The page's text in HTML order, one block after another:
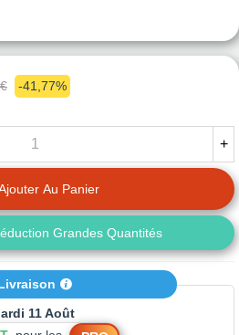
-41,77%
+
Au Panier
Grandes Quantités
11 Août